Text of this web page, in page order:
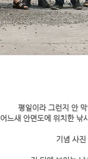
평일이라 그런지 안
어느새 안면도에 위치한 낚
기념 사진